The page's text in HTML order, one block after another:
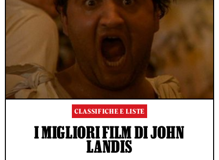
CLASSIFICHE E LISTE
I MIGLIORI FILM DI JOHN
LANDIS